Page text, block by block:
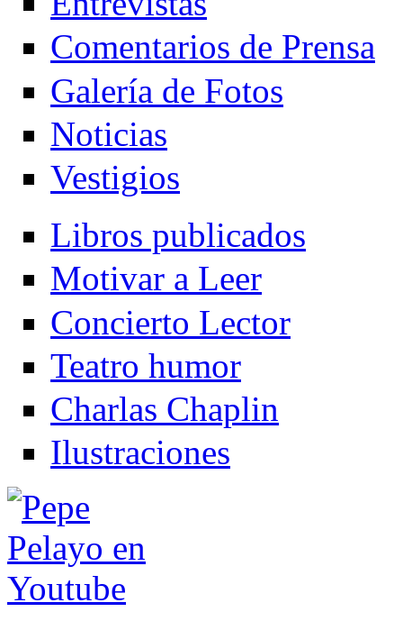
Comentarios de Prensa
Galería de Fotos
Noticias
Vestigios
Libros publicados
Motivar a Leer
Concierto Lector
Teatro humor
Charlas Chaplin
Ilustraciones